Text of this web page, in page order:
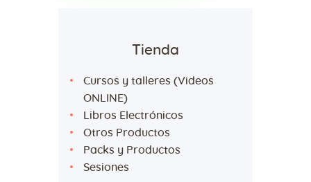
Tienda
Cursos y talleres (Videos
ONLINE)
Libros Electrónicos
Otros Productos
Packs y Productos
Sesiones